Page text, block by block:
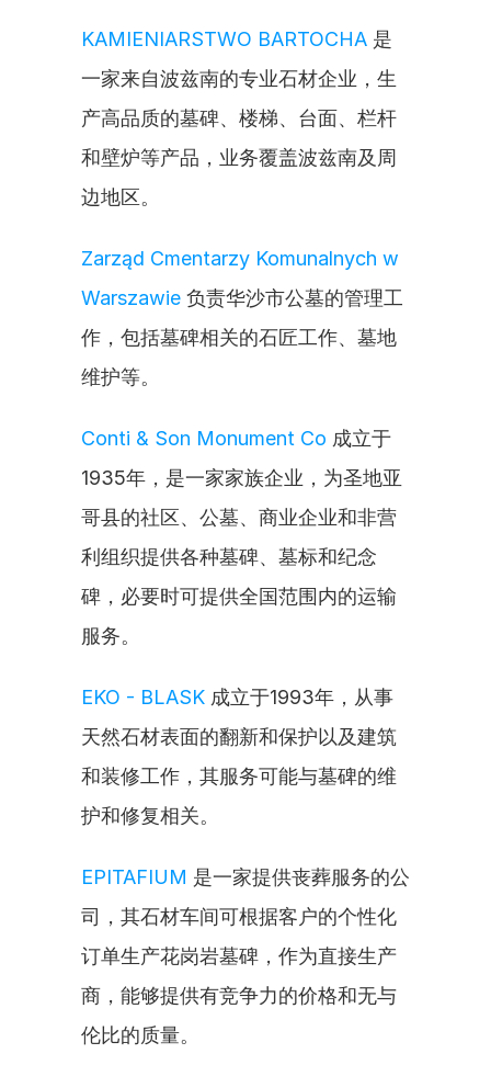
KAMIENIARSTWO BARTOCHA 是
一家来自波兹南的专业石材企业，生
产高品质的墓碑、楼梯、台面、栏杆
和壁炉等产品，业务覆盖波兹南及周
边地区。
Zarząd Cmentarzy Komunalnych w
Warszawie 负责华沙市公墓的管理工
作，包括墓碑相关的石匠工作、墓地
维护等。
Conti & Son Monument Co 成立于
1935年，是一家家族企业，为圣地亚
哥县的社区、公墓、商业企业和非营
利组织提供各种墓碑、墓标和纪念
碑，必要时可提供全国范围内的运输
服务。
EKO - BLASK 成立于1993年，从事
天然石材表面的翻新和保护以及建筑
和装修工作，其服务可能与墓碑的维
护和修复相关。
EPITAFIUM 是一家提供丧葬服务的公
司，其石材车间可根据客户的个性化
订单生产花岗岩墓碑，作为直接生产
商，能够提供有竞争力的价格和无与
伦比的质量。